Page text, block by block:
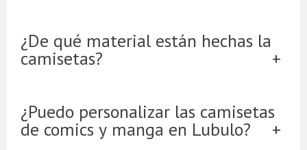
¿De qué material están hechas la
camisetas?
¿Puedo personalizar las camisetas
de comics y manga en Lubulo?